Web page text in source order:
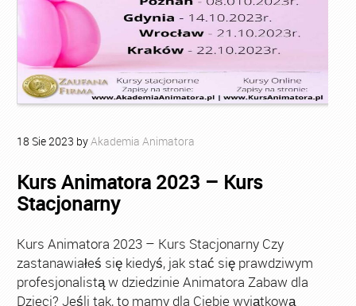
18 Sie2023 byAkademia Animatora
Kurs Animatora 2023 – Kurs
Stacjonarny
Kurs Animatora 2023 – Kurs Stacjonarny Czy
zastanawiałeś się kiedyś, jak stać się prawdziwym
profesjonalistą w dziedzinie Animatora Zabaw dla
Dzieci? Jeśli tak, to mamy dla Ciebie wyjątkową